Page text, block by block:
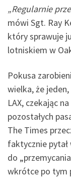
„Regularnie
mówi Sgt. Ray
który sprawuje
lotniskiem w
Pokusa
wielka, że
LAX, czekając
pozostałych
The Times
faktycznie pytał
do
wkrótce po tym